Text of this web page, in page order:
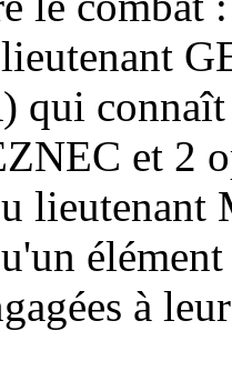
connaît
et 2
à